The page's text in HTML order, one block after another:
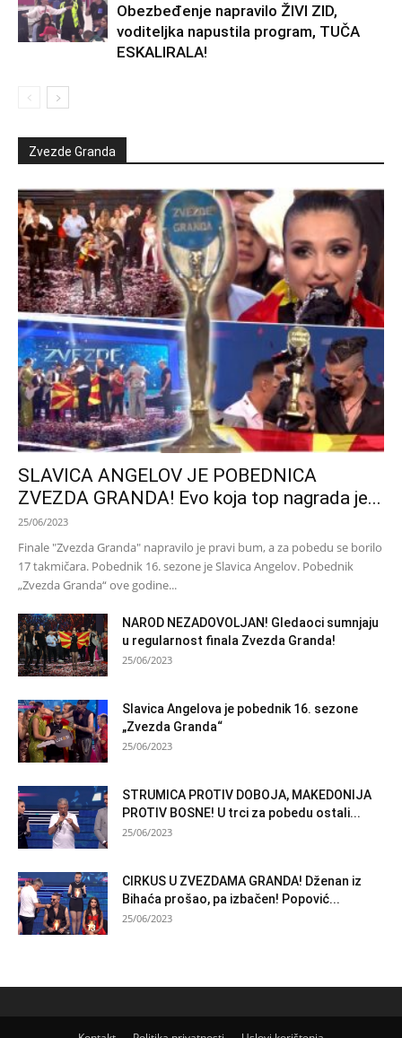
Obezbeđenje napravilo ŽIVI ZID,
voditeljka napustila program, TUČA
ESKALIRALA!
Zvezde Granda
SLAVICA ANGELOV JE POBEDNICA
ZVEZDA GRANDA! Evo koja top nagrada je...
25/06/2023
Finale "Zvezda Granda" napravilo je pravi bum, a za pobedu se borilo
17 takmičara. Pobednik 16. sezone je Slavica Angelov. Pobednik
„Zvezda Granda“ ove godine...
NAROD NEZADOVOLJAN! Gledaoci sumnjaju
u regularnost finala Zvezda Granda!
25/06/2023
Slavica Angelova je pobednik 16. sezone
„Zvezda Granda“
25/06/2023
STRUMICA PROTIV DOBOJA, MAKEDONIJA
PROTIV BOSNE! U trci za pobedu ostali...
25/06/2023
CIRKUS U ZVEZDAMA GRANDA! Dženan iz
Bihaća prošao, pa izbačen! Popović...
25/06/2023